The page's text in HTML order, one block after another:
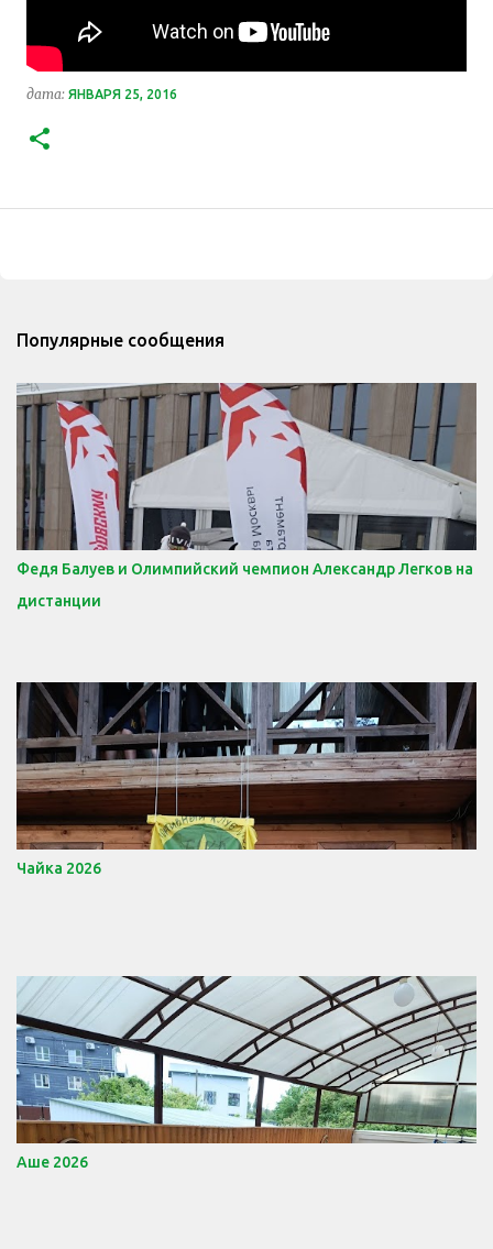
дата: ЯНВАРЯ 25, 2016
Популярные сообщения
Федя Балуев и Олимпийский чемпион Александр Легков на
дистанции
Чайка 2026
Аше 2026